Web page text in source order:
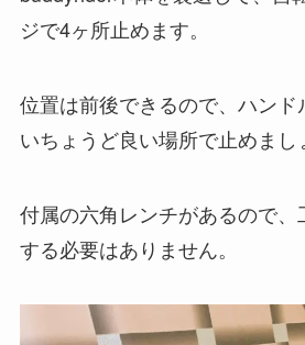
ジで4ヶ所止めます。
位置は前後できるので、ハン
いちょうど良い場所で止めまし
付属の六角レンチがあるので
する必要はありません。